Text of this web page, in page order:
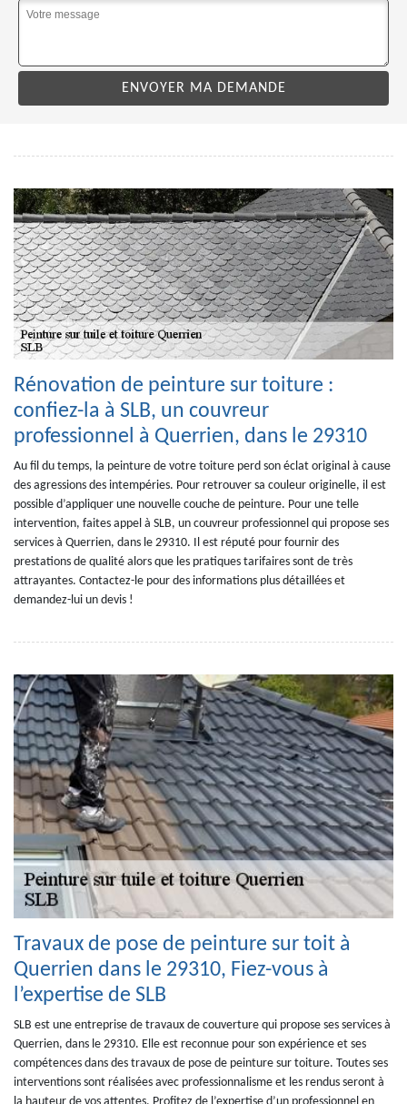
Rénovation de peinture sur toiture :
confiez-la à SLB, un couvreur
professionnel à Querrien, dans le 29310
Au fil du temps, la peinture de votre toiture perd son éclat original à cause
des agressions des intempéries. Pour retrouver sa couleur originelle, il est
possible d’appliquer une nouvelle couche de peinture. Pour une telle
intervention, faites appel à SLB, un couvreur professionnel qui propose ses
services à Querrien, dans le 29310. Il est réputé pour fournir des
prestations de qualité alors que les pratiques tarifaires sont de très
attrayantes. Contactez-le pour des informations plus détaillées et
demandez-lui un devis !
Travaux de pose de peinture sur toit à
Querrien dans le 29310, Fiez-vous à
l’expertise de SLB
SLB est une entreprise de travaux de couverture qui propose ses services à
Querrien, dans le 29310. Elle est reconnue pour son expérience et ses
compétences dans des travaux de pose de peinture sur toiture. Toutes ses
interventions sont réalisées avec professionnalisme et les rendus seront à